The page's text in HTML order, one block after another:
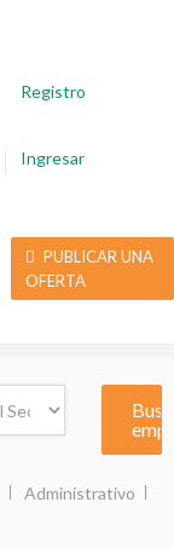
Registro
Ingresar
PUBLICAR UNA
OFERTA
Administrativo